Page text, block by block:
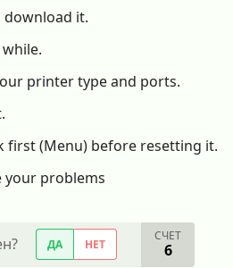
download it.
printer type and ports.
first (Menu) before resetting it.
your problems
ДА НЕТ
СЧЕТ
6